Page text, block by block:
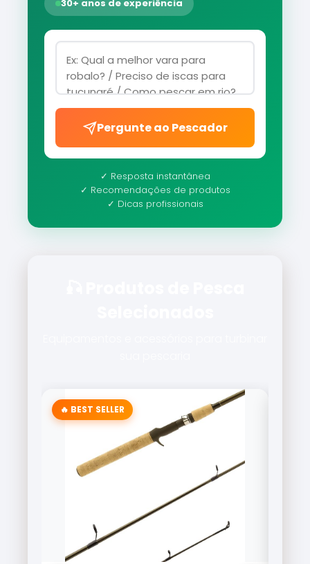
30+ anos de experiência
Pergunte ao Pescador
✓ Resposta instantânea
✓ Recomendações de produtos
✓ Dicas profissionais